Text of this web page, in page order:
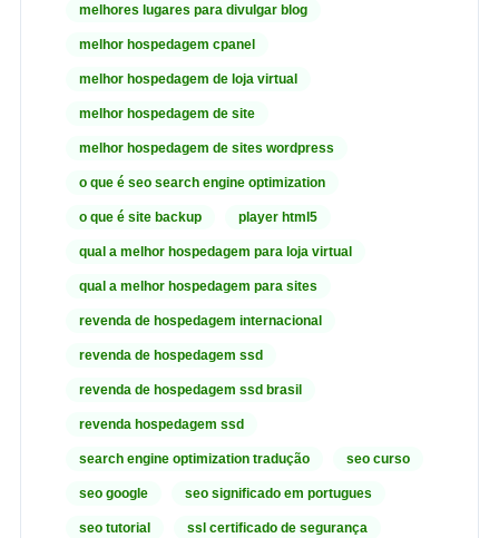
melhores lugares para divulgar blog
melhor hospedagem cpanel
melhor hospedagem de loja virtual
melhor hospedagem de site
melhor hospedagem de sites wordpress
o que é seo search engine optimization
o que é site backup player html5
qual a melhor hospedagem para loja virtual
qual a melhor hospedagem para sites
revenda de hospedagem internacional
revenda de hospedagem ssd
revenda de hospedagem ssd brasil
revenda hospedagem ssd
search engine optimization tradução seo curso
seo google seo significado em portugues
seo tutorial ssl certificado de segurança